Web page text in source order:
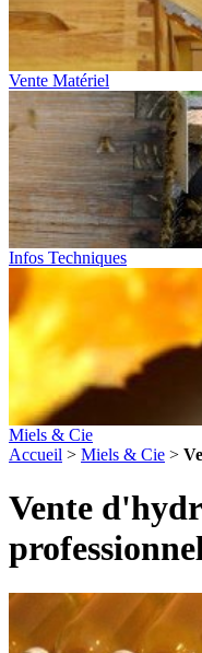
Vente Matériel
Infos Techniques
Miels & Cie
Accueil > Miels & Cie >
Vente